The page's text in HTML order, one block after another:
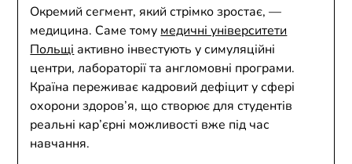
Окремий сегмент, який стрімко зростає, —
медицина. Саме тому медичні університети
Польщі активно інвестують у симуляційні
центри, лабораторії та англомовні програми.
Країна переживає кадровий дефіцит у сфері
охорони здоров’я, що створює для студентів
реальні кар’єрні можливості вже під час
навчання.